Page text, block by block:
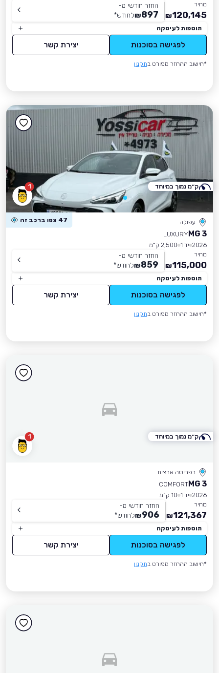
מחיר
120,145
₪
החזר חודשי מ-
897
₪לחודש*
תוספות לעיסקה
לפגישה בסוכנות יצירת קשר
*חישוב ההחזר מפורט בתקנון
1
עפולה 47 צפו ברכב זה
MG 3
LUXURY
2026 יד 1
2,500 ק״מ
מחיר
115,000
₪
החזר חודשי מ-
859
₪לחודש*
תוספות לעיסקה
לפגישה בסוכנות יצירת קשר
*חישוב ההחזר מפורט בתקנון
ק״מ נמוך במיוחד
1
בפריסה ארצית
MG 3
COMFORT
2026 יד 1
10 ק״מ
מחיר
121,367
₪
החזר חודשי מ-
906
₪לחודש*
תוספות לעיסקה
לפגישה בסוכנות יצירת קשר
*חישוב ההחזר מפורט בתקנון
ק״מ נמוך במיוחד